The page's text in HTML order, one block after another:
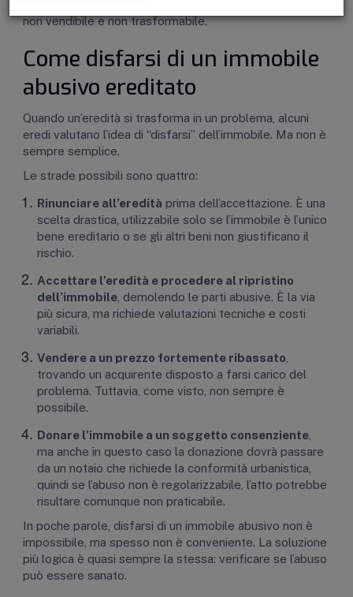
disposto a prendersi carico di un immobile improduttivo,
non vendibile e non trasformabile.
Come disfarsi di un immobile
abusivo ereditato
Quando un’eredità si trasforma in un problema, alcuni
eredi valutano l’idea di “disfarsi” dell’immobile. Ma non è
sempre semplice.
Le strade possibili sono quattro:
Rinunciare all’eredità prima dell’accettazione. È una
scelta drastica, utilizzabile solo se l’immobile è l’unico
bene ereditario o se gli altri beni non giustificano il
rischio.
Accettare l’eredità e procedere al ripristino
dell’immobile, demolendo le parti abusive. È la via
più sicura, ma richiede valutazioni tecniche e costi
variabili.
Vendere a un prezzo fortemente ribassato
trovando un acquirente disposto a farsi carico del
problema. Tuttavia, come visto, non sempre è
possibile.
Donare l’immobile a un soggetto consenziente,
ma anche in questo caso la donazione dovrà passare
da un notaio che richiede la conformità urbanistica,
quindi se l’abuso non è regolarizzabile, l’atto potrebbe
risultare comunque non praticabile.
In poche parole, disfarsi di un immobile abusivo non è
impossibile, ma spesso non è conveniente. La soluzione
più logica è quasi sempre la stessa: verificare se l’abuso
può essere sanato.